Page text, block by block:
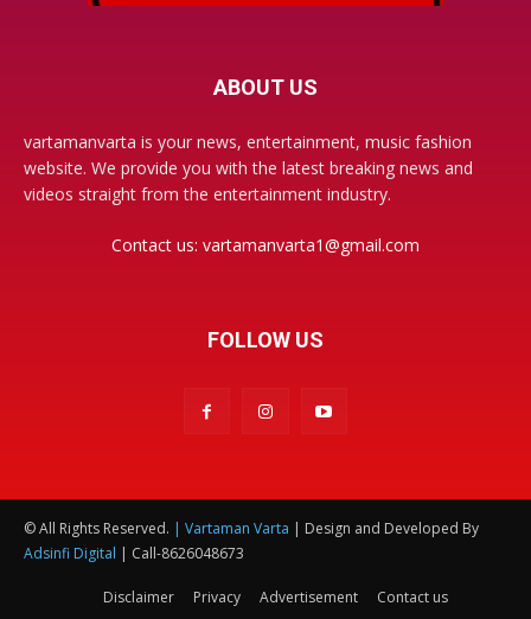
ABOUT US
vartamanvarta is your news, entertainment, music fashion
website. We provide you with the latest breaking news and
videos straight from the entertainment industry.
Contact us: vartamanvarta1@gmail.com
FOLLOW US
© All Rights Reserved. | Vartaman Varta | Design and Developed By
Adsinfi Digital | Call-8626048673
Disclaimer Privacy Advertisement Contact us